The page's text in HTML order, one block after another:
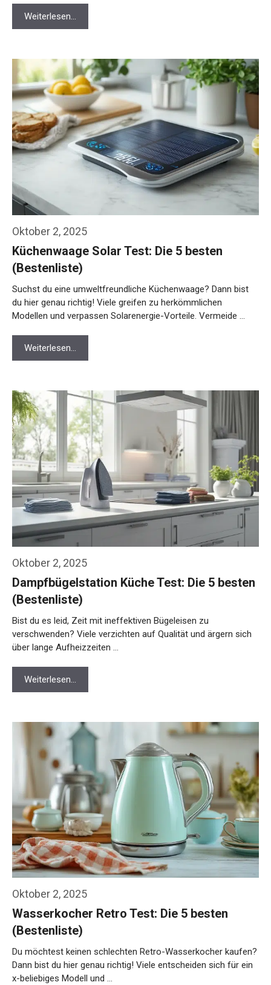
Weiterlesen…
Oktober 2, 2025
Küchenwaage Solar Test: Die 5 besten
(Bestenliste)
Suchst du eine umweltfreundliche Küchenwaage? Dann bist
du hier genau richtig! Viele greifen zu herkömmlichen
Modellen und verpassen Solarenergie-Vorteile. Vermeide …
Weiterlesen…
Oktober 2, 2025
Dampfbügelstation Küche Test: Die 5 besten
(Bestenliste)
Bist du es leid, Zeit mit ineffektiven Bügeleisen zu
verschwenden? Viele verzichten auf Qualität und ärgern sich
über lange Aufheizzeiten …
Weiterlesen…
Oktober 2, 2025
Wasserkocher Retro Test: Die 5 besten
(Bestenliste)
Du möchtest keinen schlechten Retro-Wasserkocher kaufen?
Dann bist du hier genau richtig! Viele entscheiden sich für ein
x-beliebiges Modell und …